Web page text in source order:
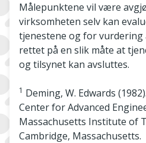
Målepunktene vil være
virksomheten selv kan
tjenestene og for vurdering
rettet på en slik måte at
og tilsynet kan avsluttes.
1 Deming, W. Edwards
Center for Advanced
Massachusetts Institute of
Cambridge, Massachusetts.